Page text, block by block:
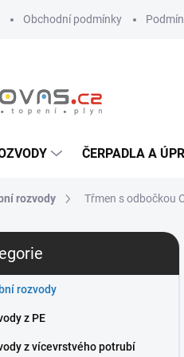
Obchodní podmínky
ČERPADLA A
rozvody Třmen s odbočkou
rozvody
z PE
z vícevrstvého potrubí